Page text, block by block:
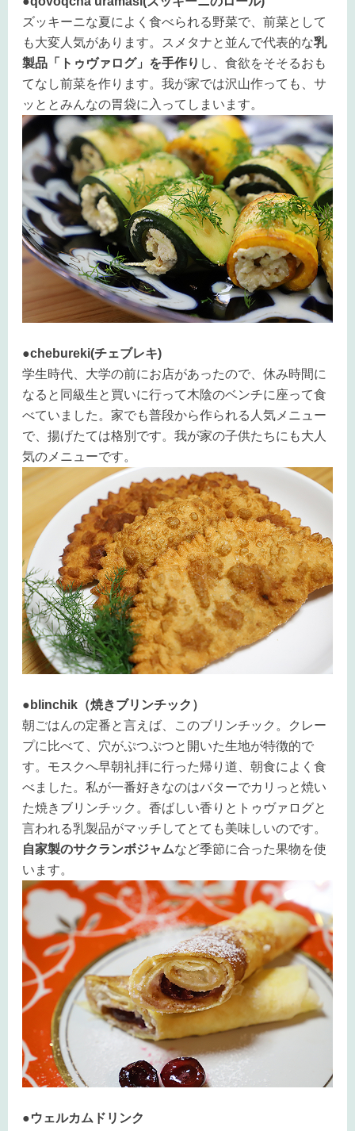
ズッキーニな夏によく食べられる野菜で、前菜として
も大変人気があります。スメタナと並んで代表的な乳
製品「トゥヴァログ」を手作り し、食欲をそそるおも
てなし前菜を作ります。我が家では沢山作っても、サ
ッととみんなの胃袋に入ってしまいます。
●chebureki(チェブレキ)
学生時代、大学の前にお店があったので、休み時間に
なると同級生と買いに行って木陰のベンチに座って食
べていました。家でも普段から作られる人気メニュー
で、揚げたては格別です。我が家の子供たちにも大人
気のメニューです。
●blinchik（焼きブリンチック）
朝ごはんの定番と言えば、このブリンチック。クレー
プに比べて、穴がぷつぷつと開いた生地が特徴的で
す。モスクへ早朝礼拝に行った帰り道、朝食によく食
べました。私が一番好きなのはバターでカリっと焼い
た焼きブリンチック。香ばしい香りとトゥヴァログと
言われる乳製品がマッチしてとても美味しいのです。
自家製のサクランボジャムなど季節に合った果物を使
います。
●ウェルカムドリンク